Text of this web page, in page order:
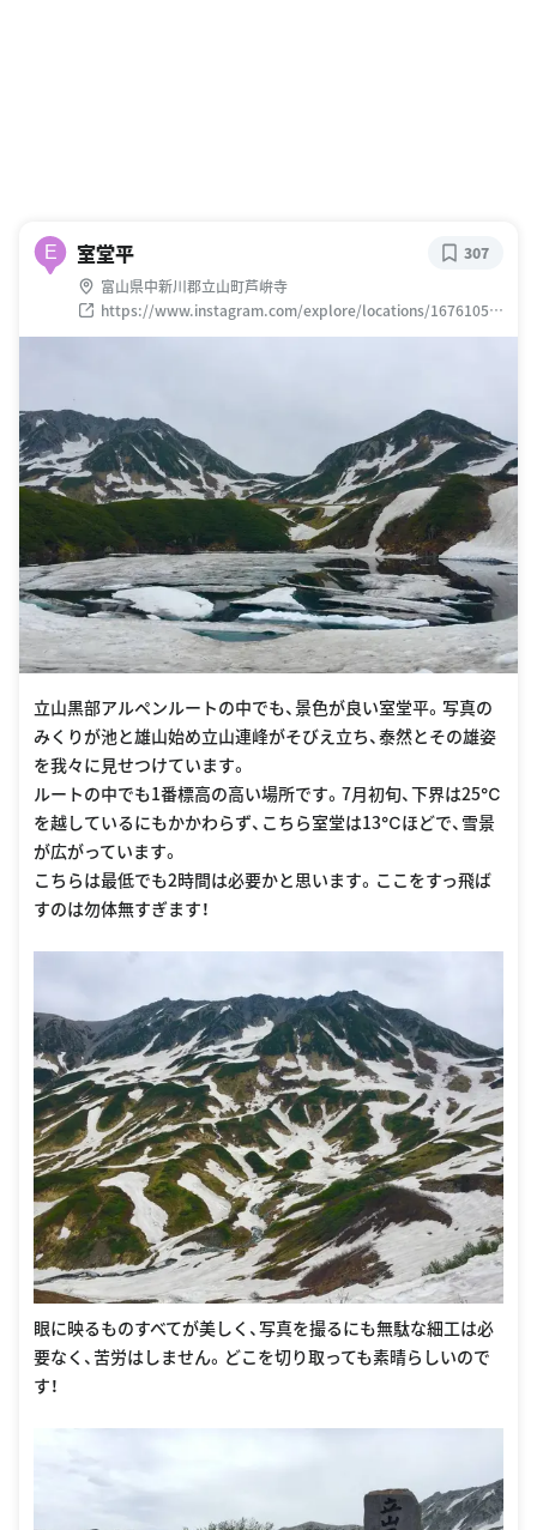
E 室堂平
富山県中新川郡立山町芦峅寺
https://www.instagram.com/explore/locations/16761051
3795997
307
立山黒部アルペンルートの中でも、景色が良い室堂平。写真の
みくりが池と雄山始め立山連峰がそびえ立ち、泰然とその雄姿
を我々に見せつけています。
ルートの中でも1番標高の高い場所です。7月初旬、下界は25℃
を越しているにもかかわらず、こちら室堂は13℃ほどで、雪景
が広がっています。
こちらは最低でも2時間は必要かと思います。ここをすっ飛ば
すのは勿体無すぎます！
眼に映るものすべてが美しく、写真を撮るにも無駄な細工は必
要なく、苦労はしません。どこを切り取っても素晴らしいので
す！